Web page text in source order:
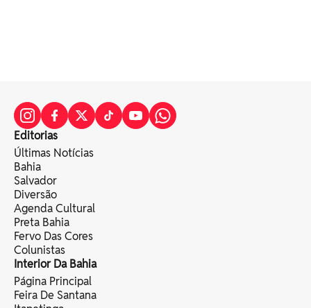
Editorias
Últimas Notícias
Bahia
Salvador
Diversão
Agenda Cultural
Preta Bahia
Fervo Das Cores
Colunistas
Interior Da Bahia
Página Principal
Feira De Santana